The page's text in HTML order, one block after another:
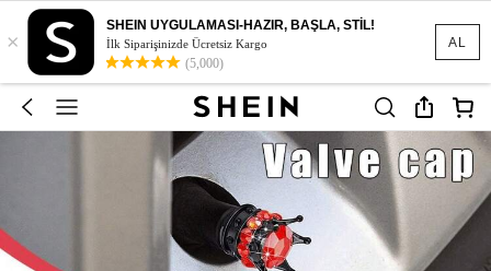
AL
×
SHEIN UYGULAMASI-HAZIR, BAŞLA, STİL!
İlk Siparişinizde Ücretsiz Kargo
(5,000)